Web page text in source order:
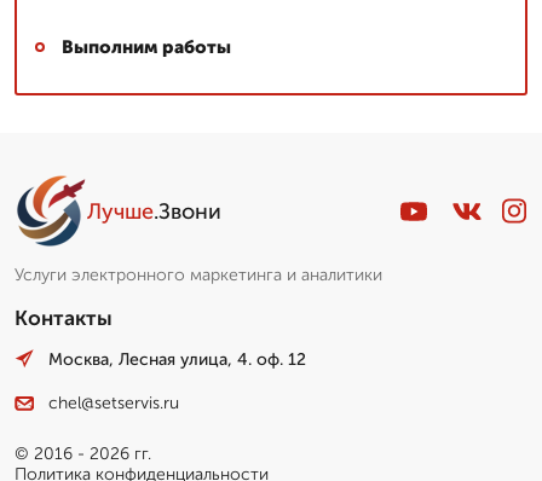
Выполним работы
Лучше.Звони
Услуги электронного маркетинга и аналитики
Контакты
Москва, Лесная улица, 4. оф. 12
chel@setservis.ru
© 2016 - 2026 гг.
Политика конфиденциальности